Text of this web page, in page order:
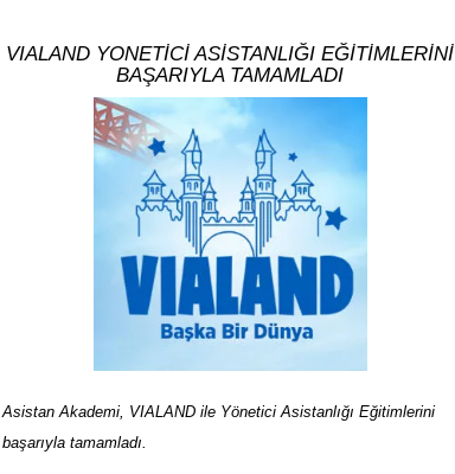
VIALAND YONETİCİ ASİSTANLIĞI EĞİTİMLERİNİ
BAŞARIYLA TAMAMLADI
Asistan Akademi, VIALAND ile Yönetici Asistanlığı Eğitimlerini
başarıyla tamamladı.